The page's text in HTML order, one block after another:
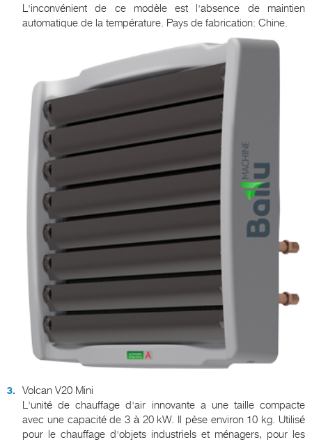
L'inconvénient de ce modèle est l'absence de maintien
automatique de la température. Pays de fabrication: Chine.
Volcan V20 Mini
L'unité de chauffage d'air innovante a une taille compacte
avec une capacité de 3 à 20 kW. Il pèse environ 10 kg. Utilisé
pour le chauffage d'objets industriels et ménagers, pour les